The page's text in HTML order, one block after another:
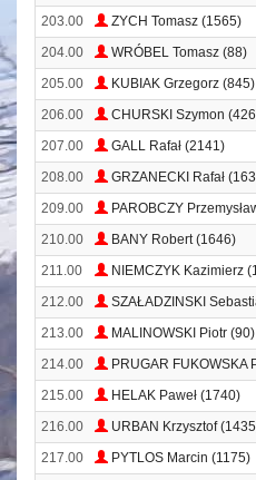
203.00 ZYCH Tomasz (1565)
204.00 WRÓBEL Tomasz (88)
205.00 KUBIAK Grzegorz (845)
206.00 CHURSKI Szymon
207.00
GALL Rafał (2141)
208.00
GRZANECKI Rafał
209.00 PAROBCZY
210.00 BANY Robert (1646)
211.00 NIEMCZYK Kazimierz
212.00 SZAŁADZINSKI
213.00
MALINOWSKI Piotr (90)
214.00
PRUGAR FUKOWSKA
215.00 HELAK Paweł (1740)
216.00 URBAN Krzysztof
217.00 PYTLOS Marcin (1175)